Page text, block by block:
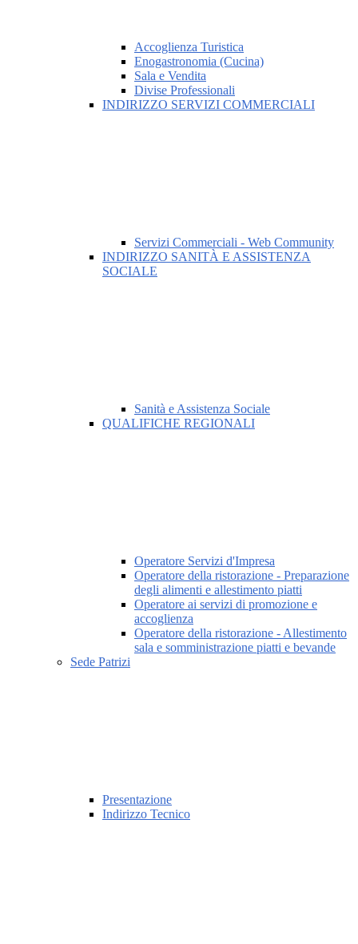
Accoglienza Turistica
Enogastronomia (Cucina)
Sala e Vendita
Divise Professionali
INDIRIZZO SERVIZI COMMERCIALI
Servizi Commerciali - Web Community
INDIRIZZO SANITÀ E ASSISTENZA
SOCIALE
Sanità e Assistenza Sociale
QUALIFICHE REGIONALI
Operatore Servizi d'Impresa
Operatore della ristorazione - Preparazione
degli alimenti e allestimento piatti
Operatore ai servizi di promozione e
accoglienza
Operatore della ristorazione - Allestimento
sala e somministrazione piatti e bevande
Sede Patrizi
Presentazione
Indirizzo Tecnico